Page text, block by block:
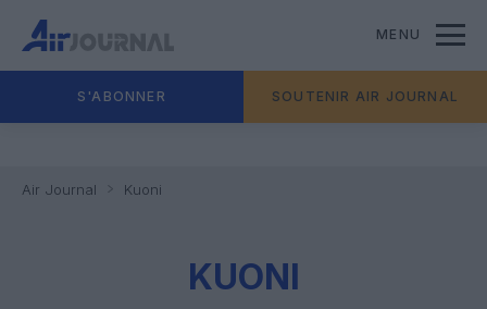
MENU
S'ABONNER SOUTENIR AIR JOURNAL
Air Journal Kuoni
KUONI